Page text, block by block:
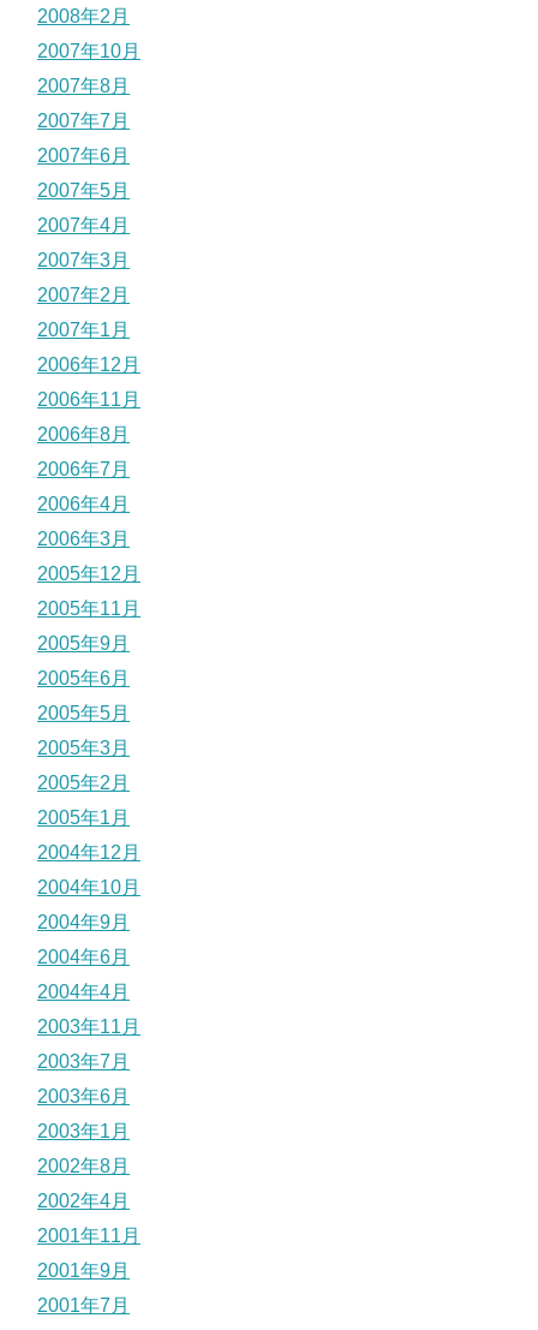
2008年2月
2007年10月
2007年8月
2007年7月
2007年6月
2007年5月
2007年4月
2007年3月
2007年2月
2007年1月
2006年12月
2006年11月
2006年8月
2006年7月
2006年4月
2006年3月
2005年12月
2005年11月
2005年9月
2005年6月
2005年5月
2005年3月
2005年2月
2005年1月
2004年12月
2004年10月
2004年9月
2004年6月
2004年4月
2003年11月
2003年7月
2003年6月
2003年1月
2002年8月
2002年4月
2001年11月
2001年9月
2001年7月